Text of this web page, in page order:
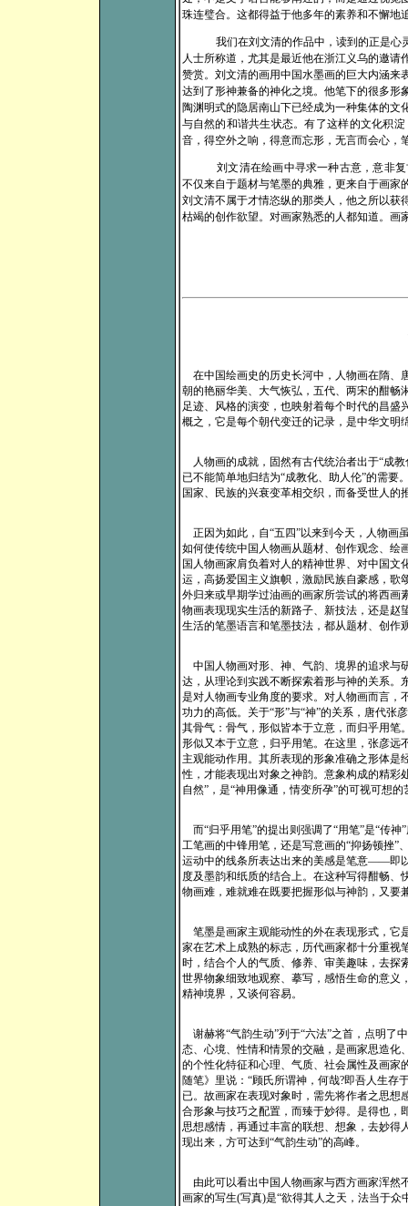
珠连璧合。这都得益于他多年的素养和不懈地
我们在刘文清的作品中，读到的正是
人士所称道，尤其是最近他在浙江义乌的邀
赞赏。刘文清的画用中国水墨画的巨大内涵
达到了形神兼备的神化之境。他笔下的很多
陶渊明式的隐居南山下已经成为一种集体的
与自然的和谐共生状态。有了这样的文化积
音，得空外之响，得意而忘形，无言而会心，
刘文清在绘画中寻求一种古意，意非
不仅来自于题材与笔墨的典雅，更来自于画
刘文清不属于才情恣纵的那类人，他之所以
枯竭的创作欲望。对画家熟悉的人都知道。画
在中国绘画史的历史长河中，人物画在隋、
朝的艳丽华美、大气恢弘，五代、两宋的酣畅
足迹、风格的演变，也映射着每个时代的昌
概之，它是每个朝代变迁的记录，是中华文明
人物画的成就，固然有古代统治者出于“成
已不能简单地归结为“成教化、助人伦”的需
国家、民族的兴衰变革相交织，而备受世人的
正因为如此，自“五四”以来到今天，人物画
如何使传统中国人物画从题材、创作观念、绘
国人物画家肩负着对人的精神世界、对中国
运，高扬爱国主义旗帜，激励民族自豪感，歌
外归来或早期学过油画的画家所尝试的将西画
物画表现现实生活的新路子、新技法，还是赵
生活的笔墨语言和笔墨技法，都从题材、创作
中国人物画对形、神、气韵、境界的追求与
达，从理论到实践不断探索着形与神的关系。
是对人物画专业角度的要求。对人物画而言，
功力的高低。关于“形”与“神”的关系，唐代张
其骨气：骨气，形似皆本于立意，而归乎用笔
形似又本于立意，归乎用笔。在这里，张彦远
主观能动作用。其所表现的形象准确之形体
性，才能表现出对象之神韵。意象构成的精彩
自然”，是“神用像通，情变所孕”的可视可想
而“归乎用笔”的提出则强调了“用笔”是“传
工笔画的中锋用笔，还是写意画的“抑扬顿挫”
运动中的线条所表达出来的美感是笔意——即
度及墨韵和纸质的结合上。在这种写得酣畅
物画难，难就难在既要把握形似与神韵，又要
笔墨是画家主观能动性的外在表现形式，它
家在艺术上成熟的标志，历代画家都十分重视
时，结合个人的气质、修养、审美趣味，去
世界物象细致地观察、摹写，感悟生命的意义
精神境界，又谈何容易。
谢赫将“气韵生动”列于“六法”之首，点明了
态、心境、性情和情景的交融，是画家思造化
的个性化特征和心理、气质、社会属性及画家
随笔》里说：“顾氏所谓神，何哉?即吾人生存
已。故画家在表现对象时，需先将作者之思
合形象与技巧之配置，而臻于妙得。是得也，
思想感情，再通过丰富的联想、想象，去妙得
现出来，方可达到“气韵生动”的高峰。
由此可以看出中国人物画家与西方画家浑然
画家的写生(写真)是“欲得其人之天，法当于